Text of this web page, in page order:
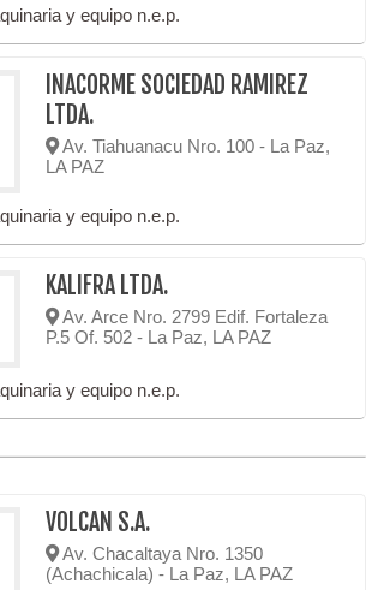
y equipo n.e.p.
INACORME SOCIEDAD RAMIREZ
LTDA.
Av. Tiahuanacu Nro. 100 - La Paz,
LA PAZ
y equipo n.e.p.
KALIFRA LTDA.
Av. Arce Nro. 2799 Edif. Fortaleza
P.5 Of. 502 - La Paz, LA PAZ
y equipo n.e.p.
VOLCAN S.A.
Av. Chacaltaya Nro. 1350
(Achachicala) - La Paz, LA PAZ